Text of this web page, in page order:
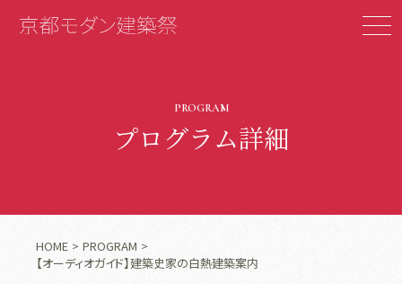
PROGRAM
プログラム詳細
HOME
PROGRAM
【オーディオガイド】建築史家の白熱建築案内